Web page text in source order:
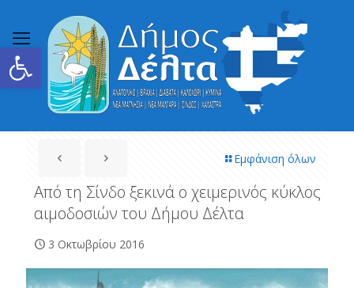
Ανοίξτε τη γραμμή εργαλείων
Εμφάνιση όλων
Από τη Σίνδο ξεκινά ο χειμερινός κύκλος
αιμοδοσιών του Δήμου Δέλτα
3 Οκτωβρίου 2016